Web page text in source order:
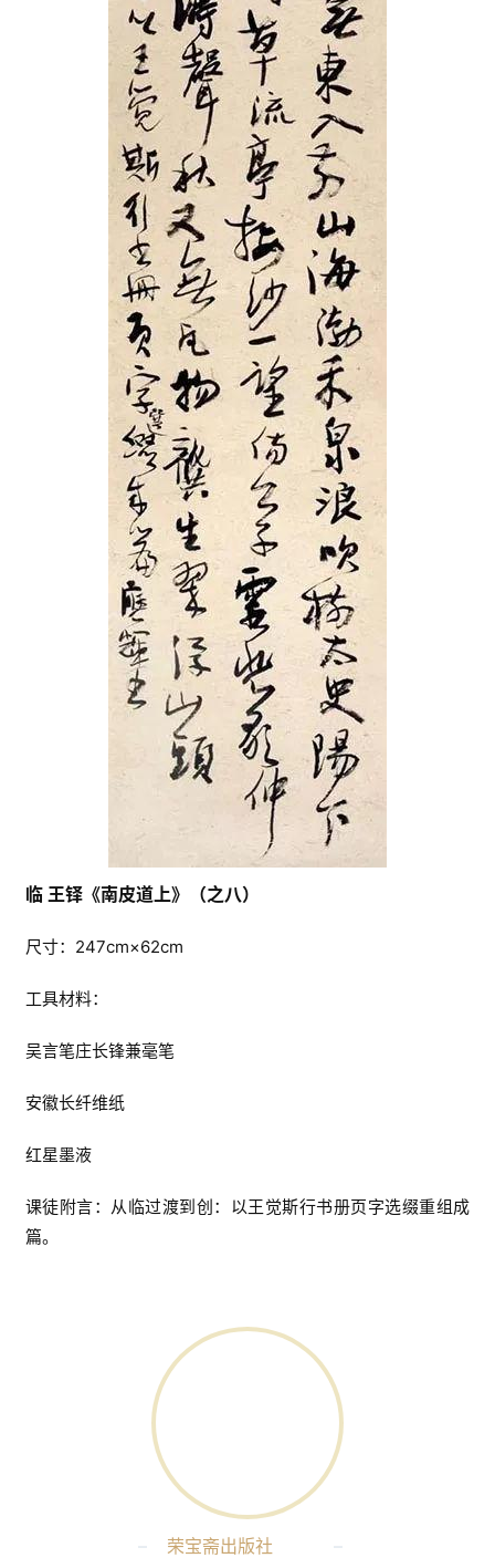
临 王铎《南皮道上》（之八）
尺寸：247cm×62cm
工具材料：
吴言笔庄长锋兼毫笔
安徽长纤维纸
红星墨液
课徒附言：从临过渡到创：以王觉斯行书册页字选缀重组成
篇。
– 荣宝斋出版社 –